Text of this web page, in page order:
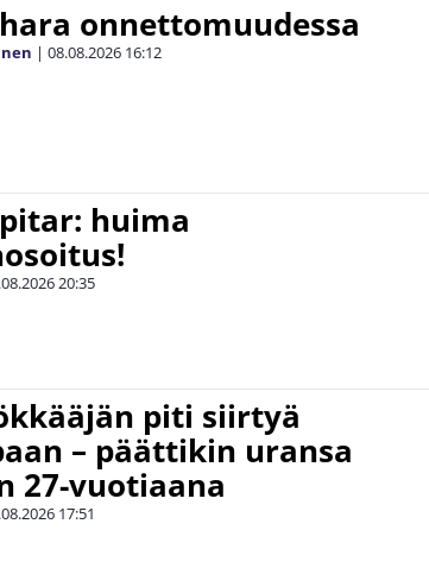
onnettomuudessa
| 08.08.2026 16:12
huima
20:35
piti siirtyä
– päättikin uransa
27-vuotiaana
17:51